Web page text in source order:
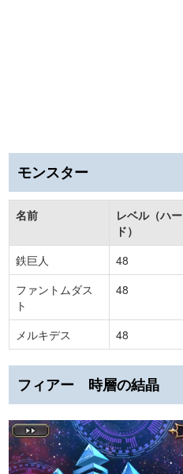
モンスター
名前
レベル（ハー
ド）
鉄巨人
48
ファントムダス
ト
48
メルキデス 48
フィアー 時層の結晶